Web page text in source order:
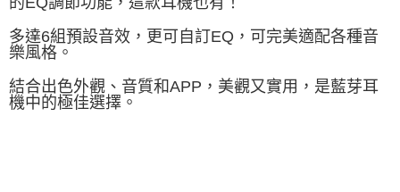
多達6組預設音效，更可自訂EQ，可完美適配各種音
樂風格。
結合出色外觀、音質和APP，美觀又實用，是藍芽耳
機中的極佳選擇。